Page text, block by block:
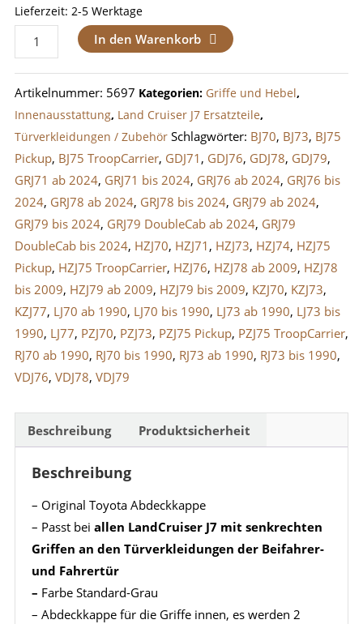
Lieferzeit: 2-5 Werktage
Abdeckung
/
Abdeckkappe
Griff
Vordertüren
Menge
In den Warenkorb
Artikelnummer: 5697 Kategorien: Griffe und Hebel,
Innenausstattung, Land Cruiser J7 Ersatzteile,
Türverkleidungen / Zubehör Schlagwörter: BJ70, BJ73, BJ75
Pickup, BJ75 TroopCarrier, GDJ71 , GDJ76, GDJ78, GDJ79,
GRJ71 ab 2024, GRJ71 bis 2024, GRJ76 ab 2024, GRJ76 bis
2024, GRJ78 ab 2024, GRJ78 bis 2024, GRJ79 ab 2024,
GRJ79 bis 2024, GRJ79 DoubleCab ab 2024, GRJ79
DoubleCab bis 2024, HZJ70, HZJ71 , HZJ73, HZJ74, HZJ75
Pickup, HZJ75 TroopCarrier, HZJ76, HZJ78 ab 2009, HZJ78
bis 2009, HZJ79 ab 2009, HZJ79 bis 2009, KZJ70, KZJ73,
KZJ77, LJ70 ab 1990, LJ70 bis 1990, LJ73 ab 1990, LJ73 bis
1990, LJ77, PZJ70, PZJ73, PZJ75 Pickup, PZJ75 TroopCarrier,
RJ70 ab 1990, RJ70 bis 1990, RJ73 ab 1990, RJ73 bis 1990,
VDJ76, VDJ78, VDJ79
Beschreibung Produktsicherheit
Beschreibung
– Original Toyota Abdeckkappe
– Passt bei allen LandCruiser J7 mit senkrechten
Griffen an den Türverkleidungen der Beifahrer-
und Fahrertür
– Farbe Standard-Grau
– Abdeckkappe für die Griffe innen, es werden 2